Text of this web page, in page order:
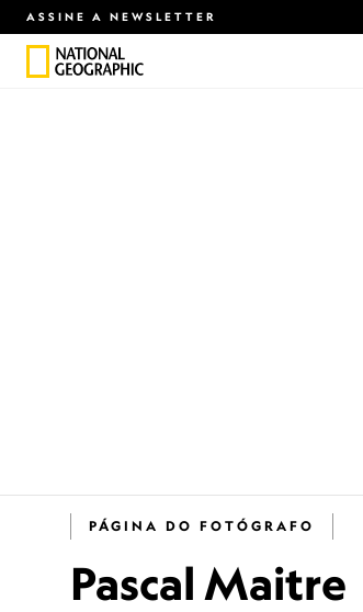
ASSINE A NEWSLETTER
PÁGINA DO FOTÓGRAFO
Pascal Maitre